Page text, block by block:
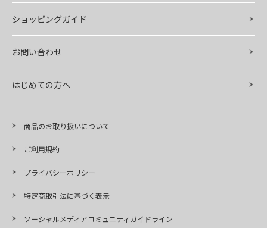
ショッピングガイド
お問い合わせ
はじめての方へ
商品のお取り扱いについて
ご利用規約
プライバシーポリシー
特定商取引法に基づく表示
ソーシャルメディアコミュニティガイドライン